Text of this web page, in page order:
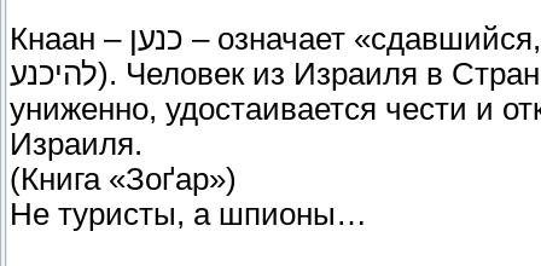
Кнаан – כנען – означает «сдавшийся, побеждённый» (от глагола леґикана –
להיכנע). Человек из Израиля в Стране Израиля, ведущий себя скромно и
униженно, удостаивается чести и
Израиля.
(Книга «Зоґар»)
Не туристы, а шпионы…